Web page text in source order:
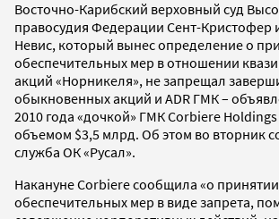
Восточно-Карибский верховный суд
правосудия Федерации Сент-Кристофер
Невис, который вынес определение о
обеспечительных мер в отношении
акций «Норникеля», не запрещал
обыкновенных акций и ADR ГМК –
2010 года «дочкой» ГМК Corbiere
объемом $3,5 млрд. Об этом во вторник
служба ОК «Русал».
Накануне Corbiere сообщила «о принятии
обеспечительных мер в виде запрета,